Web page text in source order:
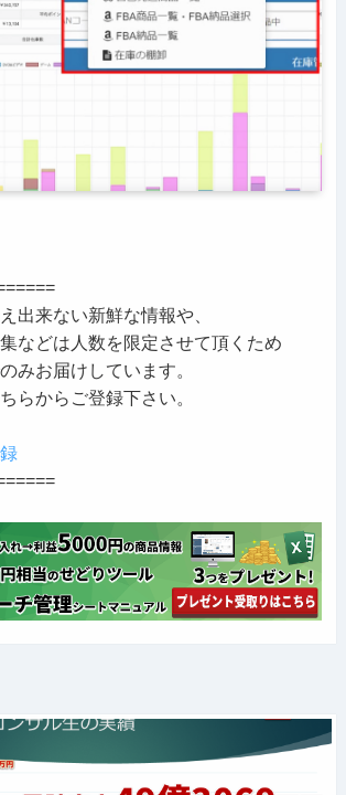
出来ない新鮮な情報や、
などは人数を限定させて頂くため
みお届けしています。
らからご登録下さい。